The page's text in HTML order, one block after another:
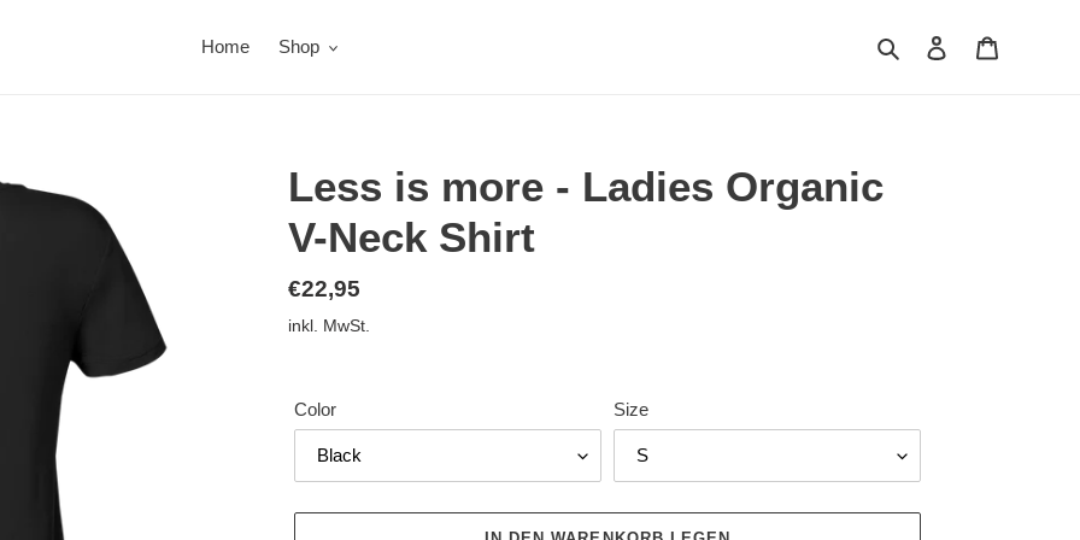
Home Shop Suchen Einloggen
Less is more - Ladies Organic
V-Neck Shirt
Normaler
Preis
€22,95
inkl. MwSt.
Color Size